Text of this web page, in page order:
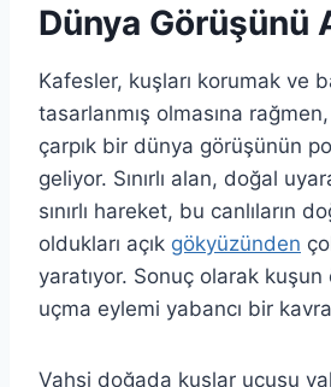
Dünya Görüşünü
Kafesler, kuşları korumak ve
tasarlanmış olmasına
çarpık bir dünya görüşünün
geliyor. Sınırlı alan, doğal
sınırlı hareket, bu canlıların
oldukları açık gökyüzünden
yaratıyor. Sonuç olarak
uçma eylemi yabancı bir
Vahşi doğada kuşlar uçuşu